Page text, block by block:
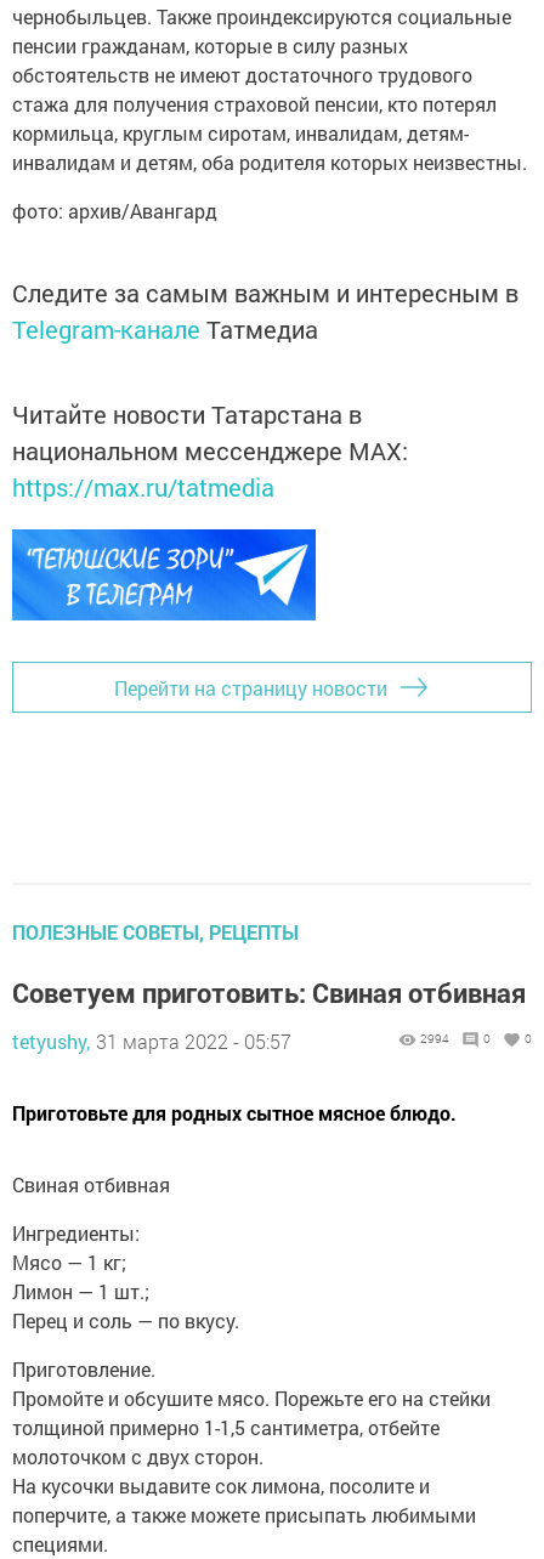
чернобыльцев. Также проиндексируются социальные
пенсии гражданам, которые в силу разных
обстоятельств не имеют достаточного трудового
стажа для получения страховой пенсии, кто потерял
кормильца, круглым сиротам, инвалидам, детям-
инвалидам и детям, оба родителя которых неизвестны.
фото: архив/Авангард
Следите за самым важным и интересным в
Telegram-канале Татмедиа
Читайте новости Татарстана в
национальном мессенджере MАХ:
https://max.ru/tatmedia
Перейти на страницу новости
ПОЛЕЗНЫЕ СОВЕТЫ, РЕЦЕПТЫ
Советуем приготовить: Свиная отбивная
tetyushy, 31 марта 2022 - 05:57 2994 0 0
Приготовьте для родных сытное мясное блюдо.
Свиная отбивная
Ингредиенты:
Мясо — 1 кг;
Лимон — 1 шт.;
Перец и соль — по вкусу.
Приготовление.
Промойте и обсушите мясо. Порежьте его на стейки
толщиной примерно 1-1,5 сантиметра, отбейте
молоточком с двух сторон.
На кусочки выдавите сок лимона, посолите и
поперчите, а также можете присыпать любимыми
специями.